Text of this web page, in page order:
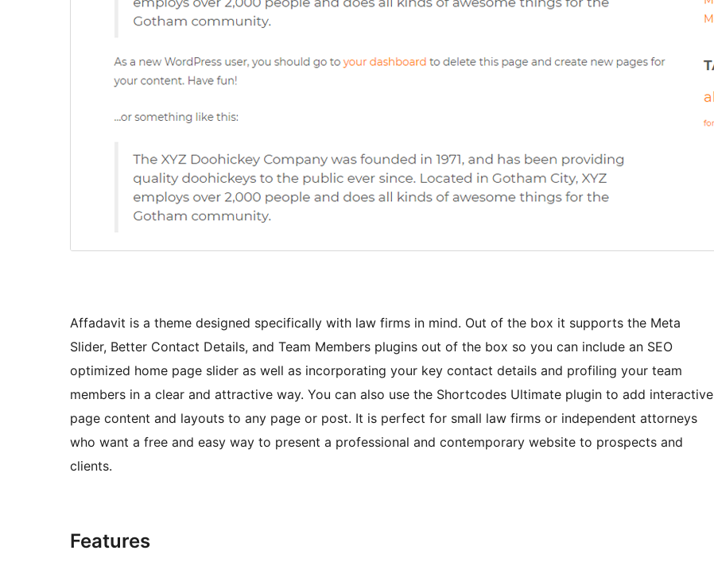
Affadavit is a theme designed specifically with law firms in mind. Out of the box it supports the Meta
Slider, Better Contact Details, and Team Members plugins out of the box so you can include an SEO
optimized home page slider as well as incorporating your key contact details and profiling your team
members in a clear and attractive way. You can also use the Shortcodes Ultimate plugin to add interactive
page content and layouts to any page or post. It is perfect for small law firms or independent attorneys
who want a free and easy way to present a professional and contemporary website to prospects and
clients.
Features